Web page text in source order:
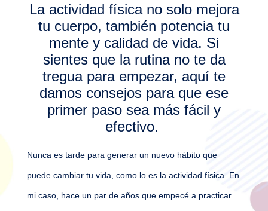
La actividad física no solo mejora
tu cuerpo, también potencia tu
mente y calidad de vida. Si
sientes que la rutina no te da
tregua para empezar, aquí te
damos consejos para que ese
primer paso sea más fácil y
efectivo.
Nunca es tarde para generar un nuevo hábito que
puede cambiar tu vida, como lo es la actividad física. En
mi caso, hace un par de años que empecé a practicar